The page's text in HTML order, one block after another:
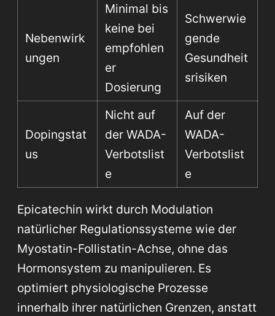
Nebenwirk
ungen
Minimal bis
keine bei
empfohlen
er
Dosierung
Schwerwie
gende
Gesundheit
srisiken
Dopingstat
us
Nicht auf
der WADA-
Verbotslist
e
Auf der
WADA-
Verbotslist
e
Epicatechin wirkt durch Modulation
natürlicher Regulationssysteme wie der
Myostatin-Follistatin-Achse, ohne das
Hormonsystem zu manipulieren. Es
optimiert physiologische Prozesse
innerhalb ihrer natürlichen Grenzen, anstatt